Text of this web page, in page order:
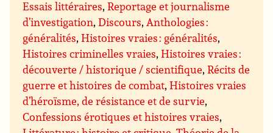
Essais littéraires,Reportage et journalisme
d’investigation,Discours,Anthologies :
généralités,Histoires vraies : généralités,
Histoires criminelles vraies,Histoires vraies :
découverte / historique / scientifique,Récits de
guerre et histoires de combat,Histoires vraies
d’héroïsme, de résistance et de survie,
Confessions érotiques et histoires vraies,